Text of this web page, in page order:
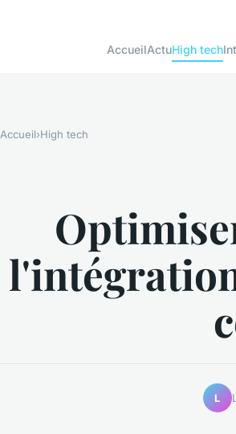
AccueilActuHigh tech
Accueil›High tech
L